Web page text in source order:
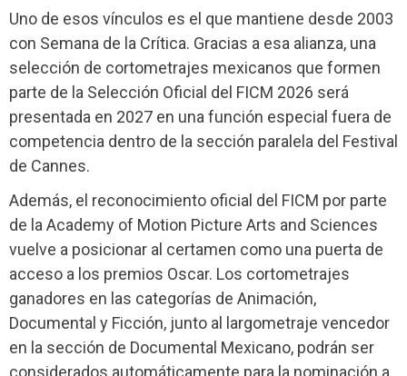
Uno de esos vínculos es el que mantiene desde 2003
con Semana de la Crítica. Gracias a esa alianza, una
selección de cortometrajes mexicanos que formen
parte de la Selección Oficial del FICM 2026 será
presentada en 2027 en una función especial fuera de
competencia dentro de la sección paralela del Festival
de Cannes.
Además, el reconocimiento oficial del FICM por parte
de la Academy of Motion Picture Arts and Sciences
vuelve a posicionar al certamen como una puerta de
acceso a los premios Oscar. Los cortometrajes
ganadores en las categorías de Animación,
Documental y Ficción, junto al largometraje vencedor
en la sección de Documental Mexicano, podrán ser
considerados automáticamente para la nominación a